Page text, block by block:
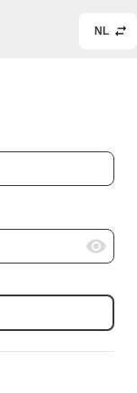
NL